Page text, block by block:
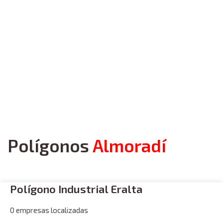
Polígonos Almoradí
Polígono Industrial Eralta
0 empresas localizadas